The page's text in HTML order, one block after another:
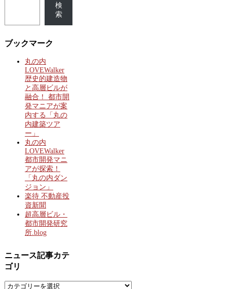
検
索
ブックマーク
丸の内
LOVEWalker
歴史的建造物
と高層ビルが
融合！ 都市開
発マニアが案
内する「丸の
内建築ツア
ー」
丸の内
LOVEWalker
都市開発マニ
アが探索！
「丸の内ダン
ジョン」
楽待 不動産投
資新聞
超高層ビル・
都市開発研究
所.blog
ニュース記事カテ
ゴリ
ニ